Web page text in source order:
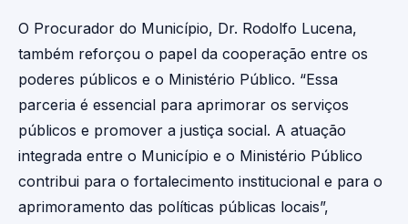
O Procurador do Município, Dr. Rodolfo Lucena,
também reforçou o papel da cooperação entre os
poderes públicos e o Ministério Público. “Essa
parceria é essencial para aprimorar os serviços
públicos e promover a justiça social. A atuação
integrada entre o Município e o Ministério Público
contribui para o fortalecimento institucional e para o
aprimoramento das políticas públicas locais”,